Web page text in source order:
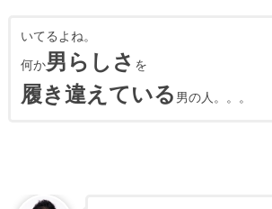
いてるよね。
何か男らしさ を
履き違えている 男の人。。。